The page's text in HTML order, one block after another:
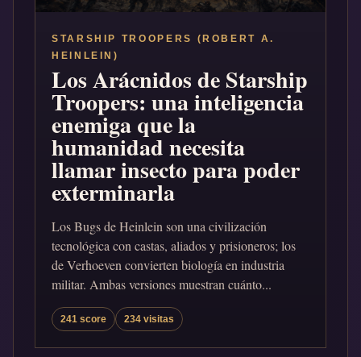
STARSHIP TROOPERS (ROBERT A.
HEINLEIN)
Los Arácnidos de Starship
Troopers: una inteligencia
enemiga que la
humanidad necesita
llamar insecto para poder
exterminarla
Los Bugs de Heinlein son una civilización
tecnológica con castas, aliados y prisioneros; los
de Verhoeven convierten biología en industria
militar. Ambas versiones muestran cuánto...
241 score 234 visitas